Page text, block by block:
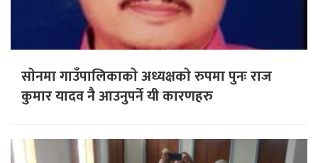
साेनमा गाउँपालिकाकाे अध्यक्षकाे रुपमा पुनः राज
कुमार यादव नै आउनुपर्ने यी कारणहरु